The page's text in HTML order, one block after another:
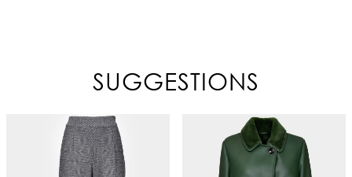
SUGGESTIONS